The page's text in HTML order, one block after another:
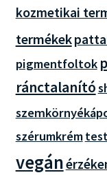
kozmetikai
termékek
pigmentfoltok
ránctalanító
szérumkrém
vegán